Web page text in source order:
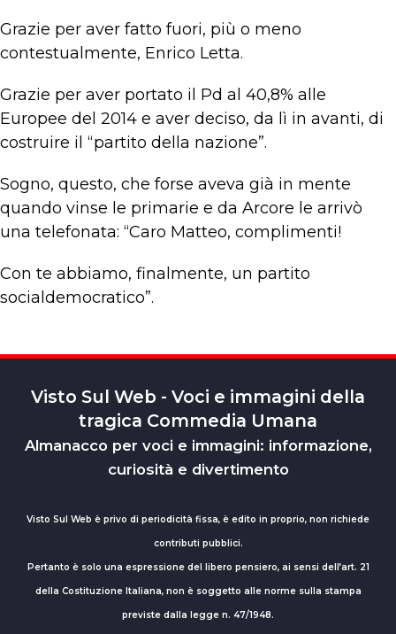
Grazie per aver fatto fuori, più o meno
contestualmente, Enrico Letta.
Grazie per aver portato il Pd al 40,8% alle
Europee del 2014 e aver deciso, da lì in avanti, di
costruire il “partito della nazione”.
Sogno, questo, che forse aveva già in mente
quando vinse le primarie e da Arcore le arrivò
una telefonata: “Caro Matteo, complimenti!
Con te abbiamo, finalmente, un partito
socialdemocratico”.
Visto Sul Web - Voci e immagini della
tragica Commedia Umana
Almanacco per voci e immagini: informazione,
curiosità e divertimento
Visto Sul Web è privo di periodicità fissa, è edito in proprio, non richiede
contributi pubblici.
Pertanto è solo una espressione del libero pensiero, ai sensi dell’art. 21
della Costituzione Italiana, non è soggetto alle norme sulla stampa
previste dalla legge n. 47/1948.